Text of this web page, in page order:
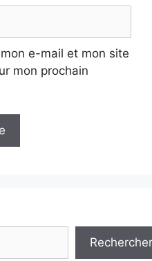
e-mail et mon site
mon prochain
Rechercher